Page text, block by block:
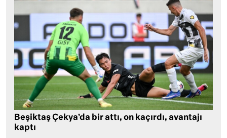
Beşiktaş Çekya’da bir attı, on kaçırdı, avantajı
kaptı